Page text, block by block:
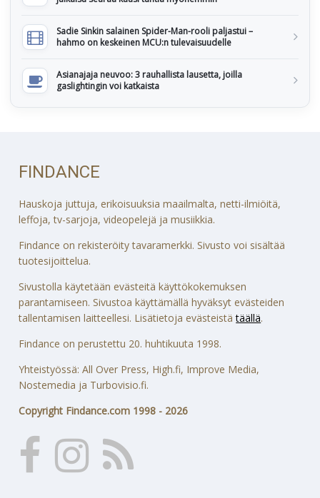
Sadie Sinkin salainen Spider-Man-rooli paljastui –
hahmo on keskeinen MCU:n tulevaisuudelle
Asianajaja neuvoo: 3 rauhallista lausetta, joilla
gaslightingin voi katkaista
FINDANCE
Hauskoja juttuja, erikoisuuksia maailmalta, netti-ilmiöitä,
leffoja, tv-sarjoja, videopelejä ja musiikkia.
Findance on rekisteröity tavaramerkki. Sivusto voi sisältää
tuotesijoittelua.
Sivustolla käytetään evästeitä käyttökokemuksen
parantamiseen. Sivustoa käyttämällä hyväksyt evästeiden
tallentamisen laitteellesi. Lisätietoja evästeistätäällä.
Findance on perustettu 20. huhtikuuta 1998.
Yhteistyössä: All Over Press, High.fi, Improve Media,
Nostemedia ja Turbovisio.fi.
Copyright Findance.com 1998 - 2026